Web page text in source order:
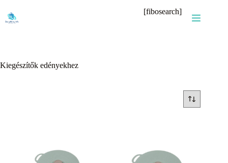
content
[fibosearch]
Kiegészítők edényekhez